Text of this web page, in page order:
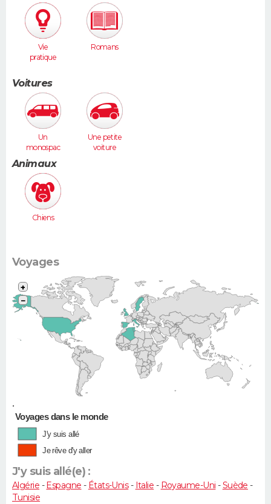
Vie
pratique
Romans
Voitures
Un
monospac
e (Espace,
Scénic,
Xsara
Picasso...)
Une petite
voiture
Animaux
Chiens
Voyages
•
+
−
Voyages dans le monde
J'y suis allé
Je rêve d'y aller
J'y suis allé(e) :
Algérie - Espagne - États-Unis- Italie - Royaume-Uni -Suède -
Tunisie